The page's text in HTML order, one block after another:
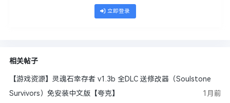
立即登录
相关帖子
【游戏资源】灵魂石幸存者 v1.3b 全DLC 送修改器（Soulstone
Survivors）免安装中文版【夸克】
1月前